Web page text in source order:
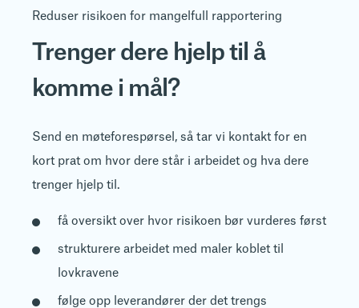
Reduser risikoen for mangelfull rapportering
Trenger dere hjelp til å
komme i mål?
Send en møteforespørsel, så tar vi kontakt for en
kort prat om hvor dere står i arbeidet og hva dere
trenger hjelp til.
få oversikt over hvor risikoen bør vurderes først
strukturere arbeidet med maler koblet til
lovkravene
følge opp leverandører der det trengs